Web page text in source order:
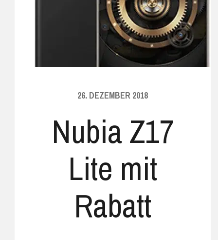
26. DEZEMBER 2018
Nubia Z17
Lite mit
Rabatt